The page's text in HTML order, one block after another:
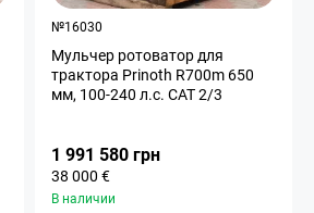
№16030
Мульчер ротоватор для
трактора Prinoth R700m 650
мм, 100-240 л.с. CAT 2/3
1 991 580 грн
38 000 €
В наличии